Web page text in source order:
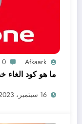
Afkaark
0
ما هو كود الغاء
16 سبتمبر، 2023